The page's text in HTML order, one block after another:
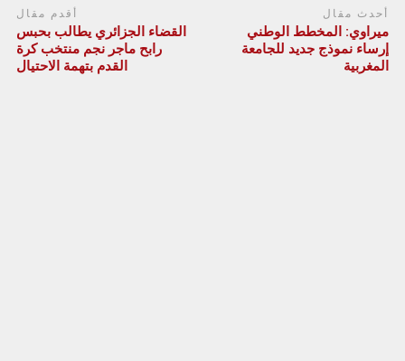
أحدث مقال
ميراوي: المخطط الوطني
إرساء نموذج جديد للجامعة
المغربية
أقدم مقال
القضاء الجزائري يطالب بحبس
رابح ماجر نجم منتخب كرة
القدم بتهمة الاحتيال